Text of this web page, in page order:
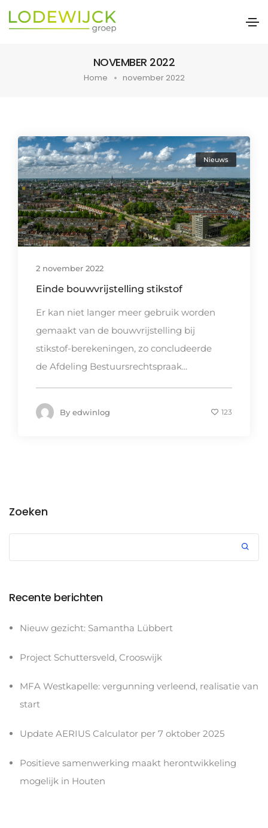
NOVEMBER 2022
Home november 2022
Nieuws
2 november 2022
Einde bouwvrijstelling stikstof
Er kan niet langer meer gebruik worden
gemaakt van de bouwvrijstelling bij
stikstof-berekeningen, zo concludeerde
de Afdeling Bestuursrechtspraak...
By edwinlog 123
Zoeken
Recente berichten
Nieuw gezicht: Samantha Lübbert
Project Schuttersveld, Crooswijk
MFA Westkapelle: vergunning verleend, realisatie van
start
Update AERIUS Calculator per 7 oktober 2025
Positieve samenwerking maakt herontwikkeling
mogelijk in Houten